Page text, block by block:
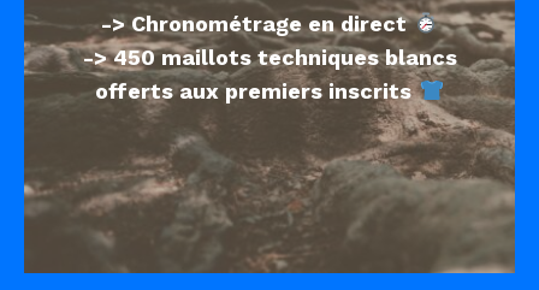
-> Chronométrage en direct
-> 450 maillots techniques blancs
offerts aux premiers inscrits